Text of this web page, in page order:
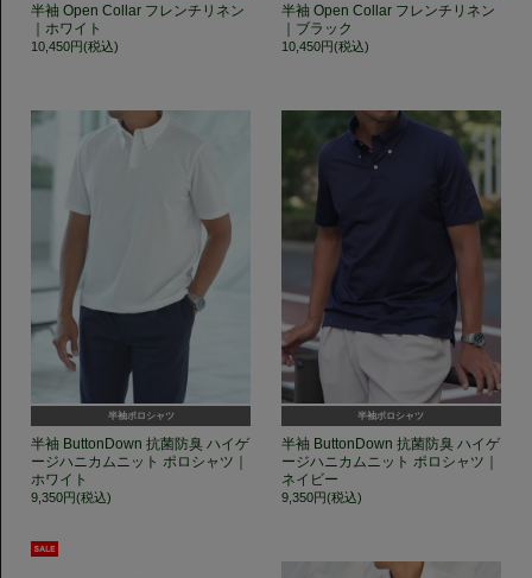
半袖 Open Collar フレンチリネン
｜ホワイト
10,450円(税込)
半袖 Open Collar フレンチリネン
｜ブラック
10,450円(税込)
半袖ポロシャツ
半袖 ButtonDown 抗菌防臭 ハイゲ
ージハニカムニット ポロシャツ｜
ホワイト
9,350円(税込)
半袖ポロシャツ
半袖 ButtonDown 抗菌防臭 ハイゲ
ージハニカムニット ポロシャツ｜
ネイビー
9,350円(税込)